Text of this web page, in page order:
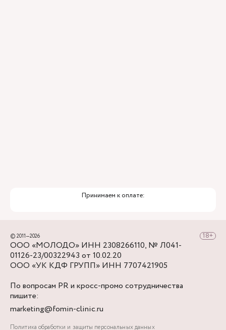
Принимаем к оплате:
© 2011—2026
ООО «МОЛОДО» ИНН 2308266110, № Л041-
01126-23/00322943 от 10.02.20
ООО «УК КДФ ГРУПП» ИНН 7707421905
По вопросам PR и кросс-промо сотрудничества
пишите:
marketing@fomin-clinic.ru
Политика обработки и защиты персональных данных